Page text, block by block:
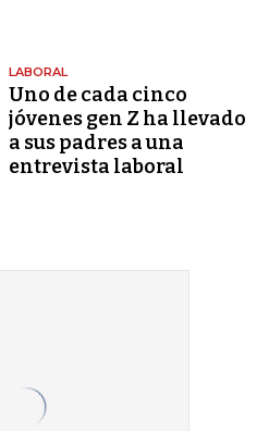
LABORAL
Uno de cada cinco
jóvenes gen Z ha llevado
a sus padres a una
entrevista laboral